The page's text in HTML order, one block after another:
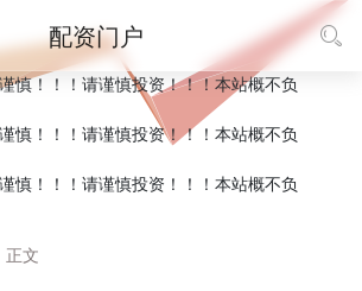
配资门户
正文